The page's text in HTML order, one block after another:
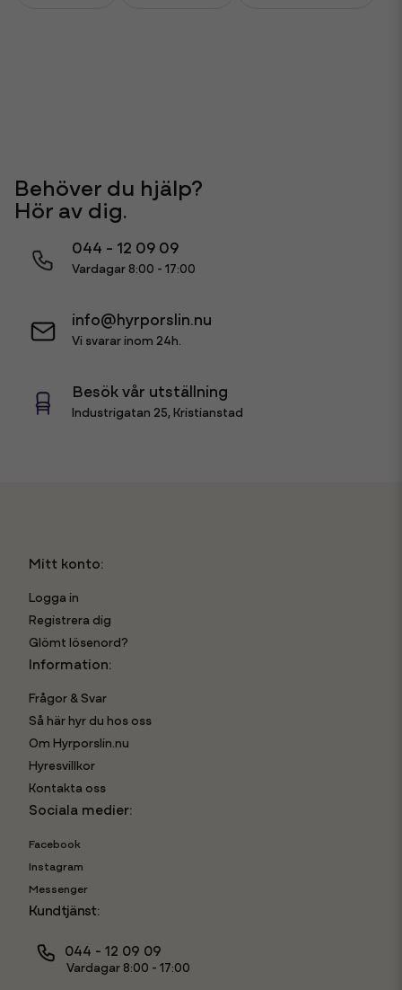
Behöver du hjälp?
Hör av dig.
044 - 12 09 09
Vardagar 8:00 - 17:00
info@hyrporslin.nu
Vi svarar inom 24h.
Besök vår utställning
Industrigatan 25, Kristianstad
Mitt konto:
Logga in
Registrera dig
Glömt lösenord?
Information:
Frågor & Svar
Så här hyr du hos oss
Om Hyrporslin.nu
Hyresvillkor
Kontakta oss
Sociala medier:
Facebook
Instagram
Messenger
Kundtjänst:
044 - 12 09 09
Vardagar 8:00 - 17:00